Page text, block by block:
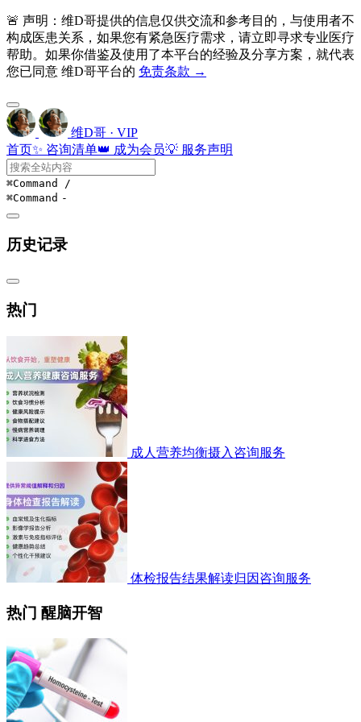
🚨 声明：维D哥提供的信息仅供交流和参考目的，与使用者不
构成医患关系，如果您有紧急医疗需求，请立即寻求专业医疗
帮助。如果你借鉴及使用了本平台的经验及分享方案，就代表
您已同意 维D哥平台的 免责条款 →
维D哥 · VIP
首页✨ 咨询清单👑 成为会员💡 服务声明
⌘Command /
⌘Command -
历史记录
热门
成人营养均衡摄入咨询服务
体检报告结果解读归因咨询服务
热门 醒脑开智